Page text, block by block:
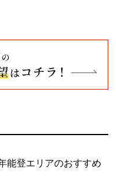
能登エリアのおすすめ